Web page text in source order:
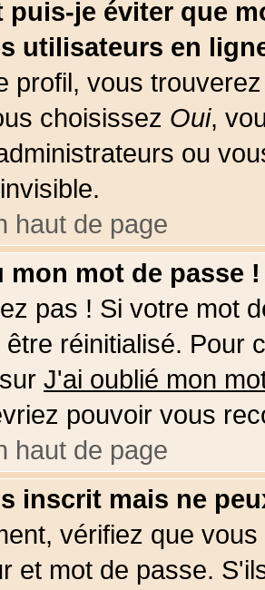
puis-je éviter que
utilisateurs en
profil, vous
choisissez Oui,
ou
haut de page
mon mot de passe !
pas ! Si votre mot
réinitialisé. Pour
J'ai oublié mon
pouvoir vous
haut de page
inscrit mais ne
vérifiez que
et mot de passe.